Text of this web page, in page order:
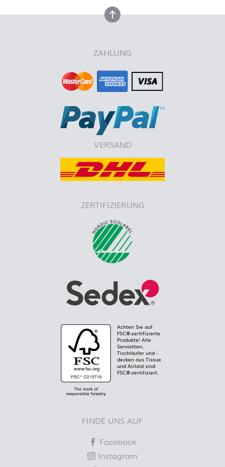
nach oben
ZAHLUNG
VERSAND
ZERTIFIZIERUNG
Achten Sie auf
FSC®-zertifizierte
Produkte! Alle
Servietten,
Tischläufer und -
decken aus Tissue
und Airlaid sind
FSC®-zertifiziert.
FINDE UNS AUF
Facebook
Instagram